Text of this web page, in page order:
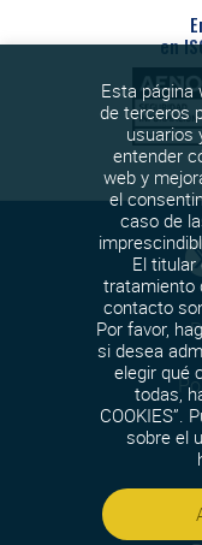
en
Esta página
de terceros
usuarios
entender
web y
el
caso de
El titular
tratamiento
contacto
Por favor,
si desea
elegir qué
todas,
COOKIES”.
sobre el